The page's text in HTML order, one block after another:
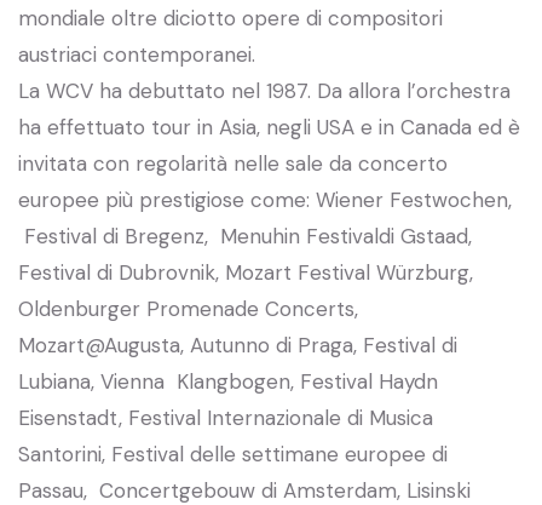
mondiale oltre diciotto opere di compositori
austriaci contemporanei.
La WCV ha debuttato nel 1987. Da allora l’orchestra
ha effettuato tour in Asia, negli USA e in Canada ed è
invitata con regolarità nelle sale da concerto
europee più prestigiose come: Wiener Festwochen,
Festival di Bregenz, Menuhin Festivaldi Gstaad,
Festival di Dubrovnik, Mozart Festival Würzburg,
Oldenburger Promenade Concerts,
Mozart@Augusta, Autunno di Praga, Festival di
Lubiana, Vienna Klangbogen, Festival Haydn
Eisenstadt, Festival Internazionale di Musica
Santorini, Festival delle settimane europee di
Passau, Concertgebouw di Amsterdam, Lisinski